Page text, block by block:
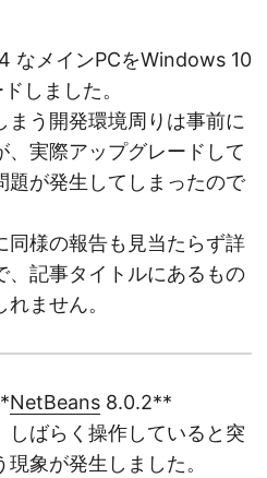
なメインPCをWindows 10
しました。
う開発環境周りは事前に
実際アップグレードして
題が発生してしまったので
同様の報告も見当たらず詳
、記事タイトルにあるもの
ません。
NetBeans 8.0.2**
しばらく操作していると突
象が発生しました。